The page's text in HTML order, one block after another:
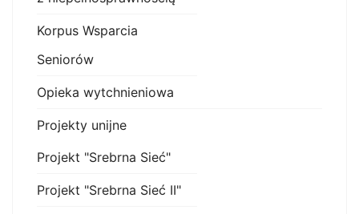
Korpus Wsparcia
Seniorów
Opieka wytchnieniowa
Projekty unijne
Projekt "Srebrna Sieć"
Projekt "Srebrna Sieć II"